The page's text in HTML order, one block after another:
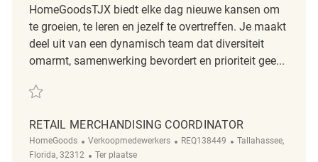
HomeGoodsTJX biedt elke dag nieuwe kansen om
te groeien, te leren en jezelf te overtreffen. Je maakt
deel uit van een dynamisch team dat diversiteit
omarmt, samenwerking bevordert en prioriteit gee...
Redden Merchandising Coordinator REQ142631
RETAIL MERCHANDISING COORDINATOR
HomeGoods Categorie
Verkoopmedewerkers ReqId
REQ138449 Plaats
Tallahassee,
Florida, 32312
Afgelegen
Ter plaatse